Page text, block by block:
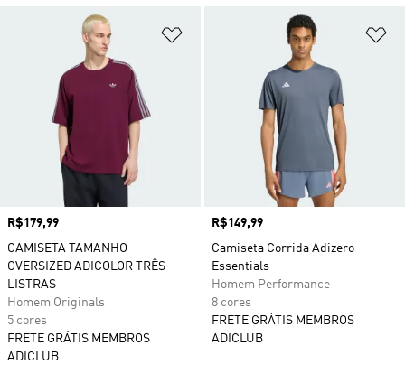
Adicionar à Lista de Desejos
Preço
R$179,99
CAMISETA TAMANHO
OVERSIZED ADICOLOR TRÊS
LISTRAS
Homem Originals
5 cores
FRETE GRÁTIS MEMBROS
ADICLUB
Preço
R$149,99
Camiseta Corrida Adizero
Essentials
Homem Performance
8 cores
FRETE GRÁTIS MEMBROS
ADICLUB